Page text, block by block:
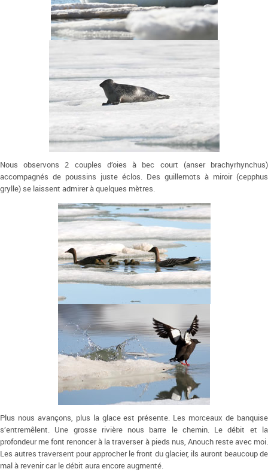
Nous observons 2 couples d’oies à bec court (anser brachyrhynchus)
accompagnés de poussins juste éclos. Des guillemots à miroir (cepphus
grylle) se laissent admirer à quelques mètres.
Plus nous avançons, plus la glace est présente. Les morceaux de banquise
s’entremêlent. Une grosse rivière nous barre le chemin. Le débit et la
profondeur me font renoncer à la traverser à pieds nus, Anouch reste avec moi.
Les autres traversent pour approcher le front du glacier, ils auront beaucoup de
mal à revenir car le débit aura encore augmenté.